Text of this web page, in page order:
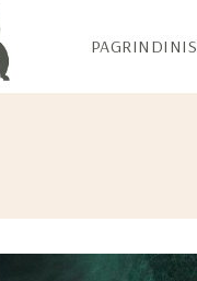
PAGRINDINIS